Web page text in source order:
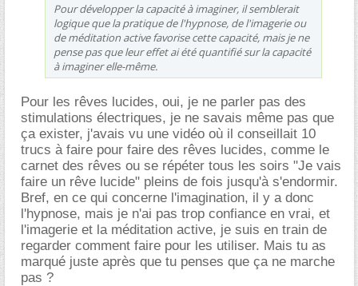
Pour développer la capacité à imaginer, il semblerait
logique que la pratique de l'hypnose, de l'imagerie ou
de méditation active favorise cette capacité, mais je ne
pense pas que leur effet ai été quantifié sur la capacité
à imaginer elle-même.
Pour les rêves lucides, oui, je ne parler pas des
stimulations électriques, je ne savais même pas que
ça exister, j'avais vu une vidéo où il conseillait 10
trucs à faire pour faire des rêves lucides, comme le
carnet des rêves ou se répéter tous les soirs "Je vais
faire un rêve lucide" pleins de fois jusqu'à s'endormir.
Bref, en ce qui concerne l'imagination, il y a donc
l'hypnose, mais je n'ai pas trop confiance en vrai, et
l'imagerie et la méditation active, je suis en train de
regarder comment faire pour les utiliser. Mais tu as
marqué juste après que tu penses que ça ne marche
pas ?